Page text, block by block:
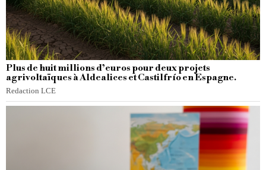
Plus de huit millions d’euros pour deux projets
agrivoltaïques à Aldealices et Castilfrío en Espagne.
Redaction LCE